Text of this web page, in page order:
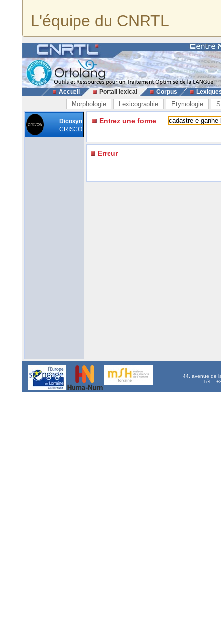
L'équipe du CNRTL
Accueil Portail lexical Corpus
Morphologie Lexicographie Etymologie
Dicosyn
CRISCO
Entrez une forme
Erreur
44, avenue de
Tél. :